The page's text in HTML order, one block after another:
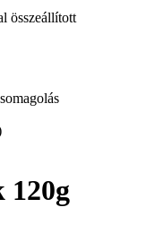
összeállított